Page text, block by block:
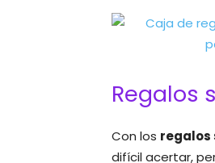
Regalos
Con los regalos
difícil acertar,